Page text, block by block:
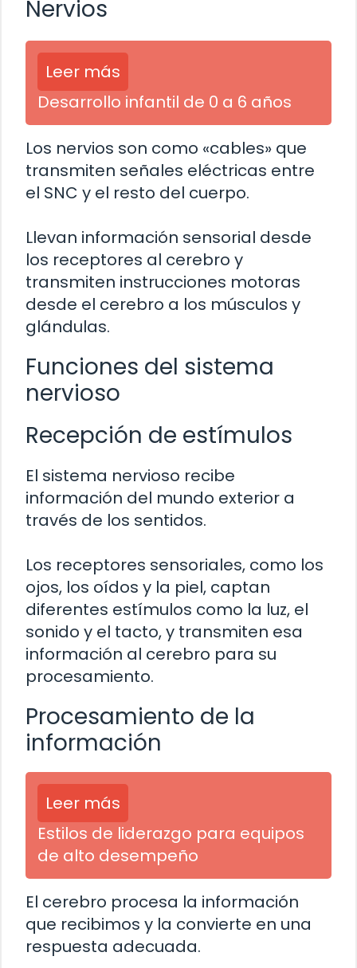
Nervios
Leer más
Desarrollo infantil de 0 a 6 años
Los nervios son como «cables» que
transmiten señales eléctricas entre
el SNC y el resto del cuerpo.
Llevan información sensorial desde
los receptores al cerebro y
transmiten instrucciones motoras
desde el cerebro a los músculos y
glándulas.
Funciones del sistema
nervioso
Recepción de estímulos
El sistema nervioso recibe
información del mundo exterior a
través de los sentidos.
Los receptores sensoriales, como los
ojos, los oídos y la piel, captan
diferentes estímulos como la luz, el
sonido y el tacto, y transmiten esa
información al cerebro para su
procesamiento.
Procesamiento de la
información
Leer más
Estilos de liderazgo para equipos
de alto desempeño
El cerebro procesa la información
que recibimos y la convierte en una
respuesta adecuada.